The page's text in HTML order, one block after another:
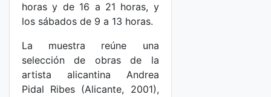
horas y de 16 a 21 horas, y
los sábados de 9 a 13 horas.
La muestra reúne una
selección de obras de la
artista alicantina Andrea
Pidal Ribes (Alicante, 2001),